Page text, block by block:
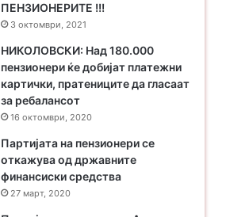
ПЕНЗИОНЕРИТЕ !!!
3 октомври, 2021
НИКОЛОВСКИ: Над 180.000
пензионери ќе добијат платежни
картички, пратениците да гласаат
за ребалансот
16 октомври, 2020
Партијата на пензионери се
откажува од државните
финансиски средства
27 март, 2020